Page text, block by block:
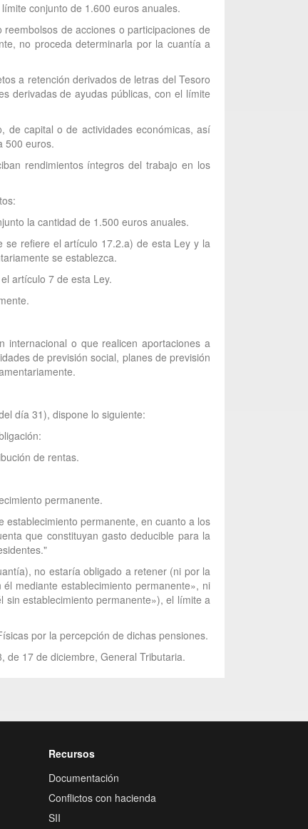
conjunto de 1.600 euros anuales.
de acciones o participaciones de
no proceda determinarla por la cuantía a
a retención derivados de letras del Tesoro
derivadas de ayudas públicas, con el límite
de capital o de actividades económicas, así
500 euros.
rendimientos íntegros del trabajo en los
la cantidad de 1.500 euros anuales.
se refiere el artículo 17.2.a) de esta Ley y la
se establezca.
artículo 7 de esta Ley.
internacional o que realicen aportaciones a
de previsión social, planes de previsión
día 31), dispone lo siguiente:
de rentas.
permanente.
permanente, en cuanto a los
que constituyan gasto deducible para la
no estaría obligado a retener (ni por la
mediante establecimiento permanente», ni
establecimiento permanente»), el límite a
por la percepción de dichas pensiones.
de 17 de diciembre, General Tributaria.
Recursos
Documentación
Conflictos con hacienda
SII